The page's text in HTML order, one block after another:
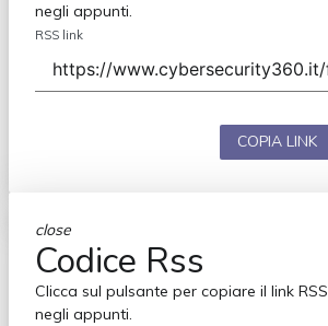
negli appunti.
RSS link
COPIA LINK
close
Codice Rss
Clicca sul pulsante per copiare il link RSS
negli appunti.